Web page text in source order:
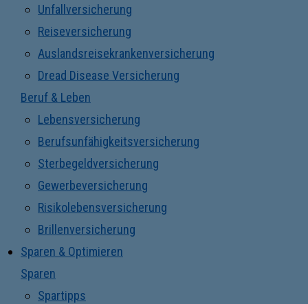
Unfallversicherung
Reiseversicherung
Auslandsreisekrankenversicherung
Dread Disease Versicherung
Beruf & Leben
Lebensversicherung
Berufsunfähigkeitsversicherung
Sterbegeldversicherung
Gewerbeversicherung
Risikolebensversicherung
Brillenversicherung
Sparen & Optimieren
Sparen
Spartipps